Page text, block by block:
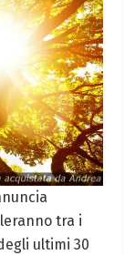
tra i
ultimi 30